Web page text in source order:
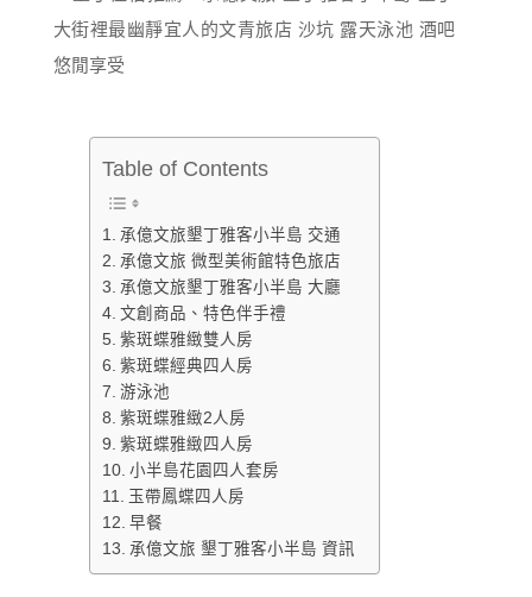
Table of Contents
承億文旅墾丁雅客小半島 交通
承億文旅 微型美術館特色旅店
承億文旅墾丁雅客小半島 大廳
文創商品、特色伴手禮
紫斑蝶雅緻雙人房
紫斑蝶經典四人房
游泳池
紫斑蝶雅緻2人房
紫斑蝶雅緻四人房
小半島花園四人套房
玉帶鳳蝶四人房
早餐
承億文旅 墾丁雅客小半島 資訊